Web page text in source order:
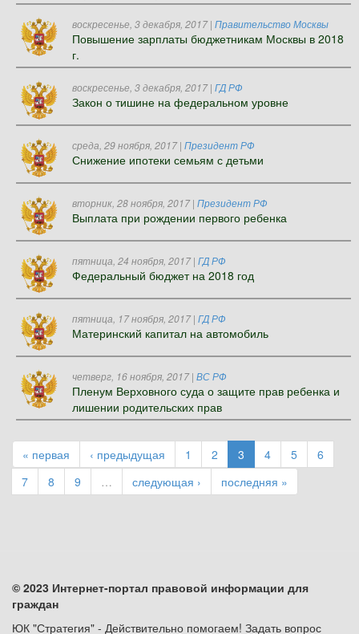
воскресенье, 3 декабря, 2017| Правительство Москвы
Повышение зарплаты бюджетникам Москвы в 2018
г.
воскресенье, 3 декабря, 2017| ГД РФ
Закон о тишине на федеральном уровне
среда, 29 ноября, 2017| Президент РФ
Снижение ипотеки семьям с детьми
вторник, 28 ноября, 2017| Президент РФ
Выплата при рождении первого ребенка
пятница, 24 ноября, 2017| ГД РФ
Федеральный бюджет на 2018 год
пятница, 17 ноября, 2017| ГД РФ
Материнский капитал на автомобиль
четверг, 16 ноября, 2017| ВС РФ
Пленум Верховного суда о защите прав ребенка и
лишении родительских прав
« первая ‹ предыдущая 1 2 3 4 5
6
7
8 9 … следующая › последняя »
© 2023 Интернет-портал правовой информации для
граждан
ЮК "Стратегия" - Действительно помогаем! Задать вопрос